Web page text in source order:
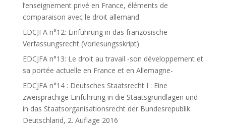
l’enseignement privé en France, éléments de
comparaison avec le droit allemand
EDCJFA n°12: Einführung in das französische
Verfassungsrecht (Vorlesungsskript)
EDCJFA n°13: Le droit au travail -son développement et
sa portée actuelle en France et en Allemagne-
EDCJFA n°14 : Deutsches Staatsrecht I : Eine
zweisprachige Einführung in die Staatsgrundlagen und
in das Staatsorganisationsrecht der Bundesrepublik
Deutschland, 2. Auflage 2016